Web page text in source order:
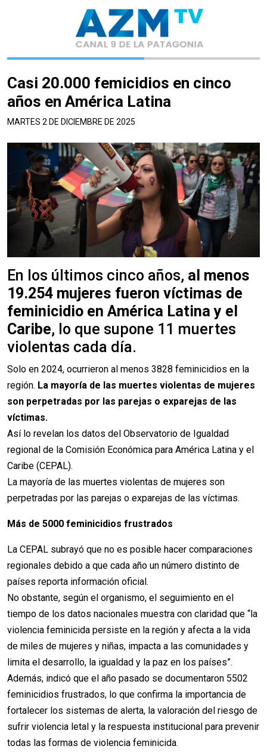
Casi 20.000 femicidios en cinco
años en América Latina
MARTES 2 DE DICIEMBRE DE 2025
En los últimos cinco años, al menos
19.254 mujeres fueron víctimas de
feminicidio en América Latina y el
Caribe, lo que supone 11 muertes
violentas cada día.
Solo en 2024, ocurrieron al menos 3828 feminicidios en la
región. La mayoría de las muertes violentas de mujeres
son perpetradas por las parejas o exparejas de las
víctimas.
Así lo revelan los datos del Observatorio de Igualdad
regional de la Comisión Económica para América Latina y el
Caribe (CEPAL).
La mayoría de las muertes violentas de mujeres son
perpetradas por las parejas o exparejas de las víctimas.
Más de 5000 feminicidios frustrados
La CEPAL subrayó que no es posible hacer comparaciones
regionales debido a que cada año un número distinto de
países reporta información oficial.
No obstante, según el organismo, el seguimiento en el
tiempo de los datos nacionales muestra con claridad que “la
violencia feminicida persiste en la región y afecta a la vida
de miles de mujeres y niñas, impacta a las comunidades y
limita el desarrollo, la igualdad y la paz en los países”.
Además, indicó que el año pasado se documentaron 5502
feminicidios frustrados, lo que confirma la importancia de
fortalecer los sistemas de alerta, la valoración del riesgo de
sufrir violencia letal y la respuesta institucional para prevenir
todas las formas de violencia feminicida.